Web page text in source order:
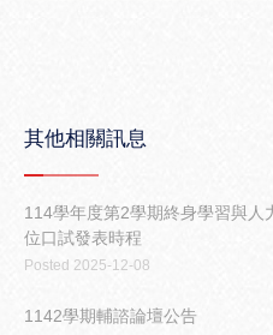
其他相關訊息
114學年度第2學期終身學習與
位口試發表時程
Posted 2025-12-08
1142學期輔諮論壇公告